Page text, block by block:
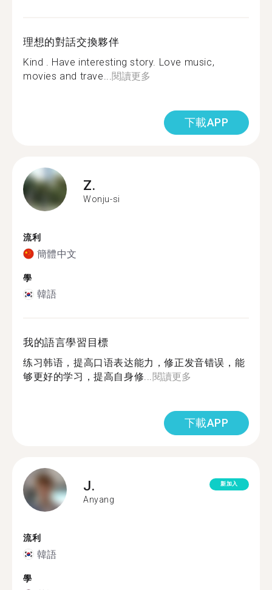
理想的對話交換夥伴
Kind . Have interesting story. Love music,
movies and trave...閱讀更多
下載APP
Z.
Wonju-si
流利
簡體中文
學
韓語
我的語言學習目標
练习韩语，提高口语表达能力，修正发音错误，能
够更好的学习，提高自身修...閱讀更多
下載APP
J.
Anyang
新加入
流利
韓語
學